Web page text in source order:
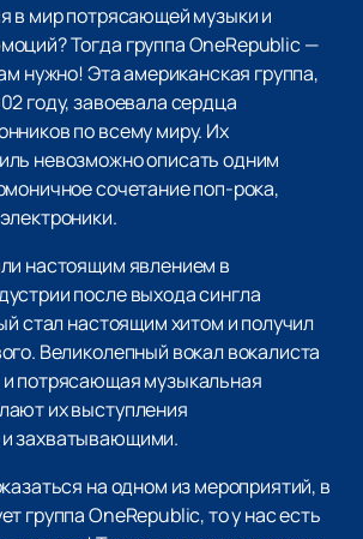
в мир потрясающей музыки и
Тогда группа OneRepublic —
нужно! Эта американская группа,
году, завоевала сердца
по всему миру. Их
невозможно описать одним
сочетание поп-рока,
настоящим явлением в
после выхода сингла
стал настоящим хитом и получил
Великолепный вокал вокалиста
потрясающая музыкальная
их выступления
захватывающими.
на одном из мероприятий, в
группа OneRepublic, то у нас есть